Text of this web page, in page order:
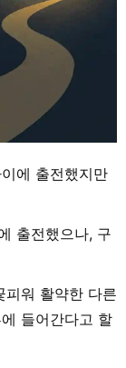
에 출전했지만
출전했으나, 구
피워 활약한 다른
들어간다고 할